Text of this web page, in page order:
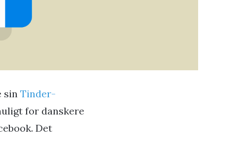
sin Tinder-
for danskere
Det